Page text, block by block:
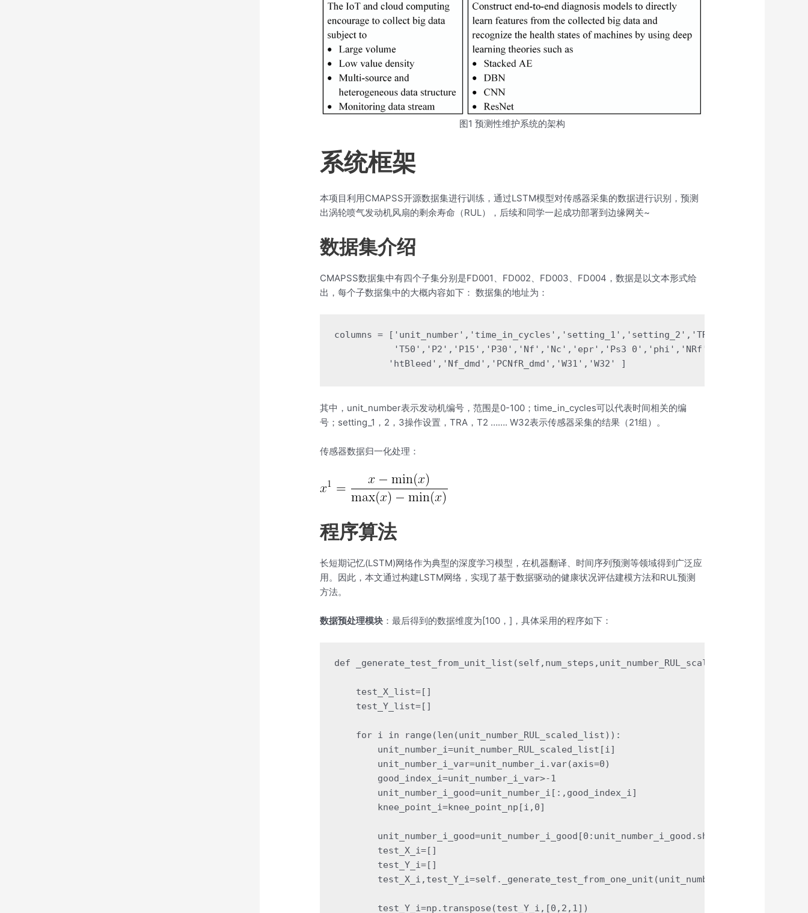
图1 预测性维护系统的架构
系统框架
本项目利用CMAPSS开源数据集进行训练，通过LSTM模型对传感器采集的数据进行识别，预测
出涡轮喷气发动机风扇的剩余寿命（RUL），后续和同学一起成功部署到边缘网关~
数据集介绍
CMAPSS数据集中有四个子集分别是FD001、FD002、FD003、FD004，数据是以文本形式给
出，每个子数据集中的大概内容如下： 数据集的地址为：
columns =
'T50','P2','P15','P30','Nf','Nc','epr','Ps3
          'htBleed','Nf_dmd','PCNfR_dmd','W31','W32' ]
其中，unit_number表示发动机编号，范围是0-100；time_in_cycles可以代表时间相关的编
号；setting_1，2，3操作设置，TRA，T2 ……. W32表示传感器采集的结果（21组）。
传感器数据归一化处理：
程序算法
长短期记忆(LSTM)网络作为典型的深度学习模型，在机器翻译、时间序列预测等领域得到广泛应
用。因此，本文通过构建LSTM网络，实现了基于数据驱动的健康状况评估建模方法和RUL预测
方法。
数据预处理模块 ：最后得到的数据维度为[100，]，具体采用的程序如下：
def
    test_X_list=[]
    test_Y_list=[]
    for i in range(len(unit_number_RUL_scaled_list)):
        unit_number_i=unit_number_RUL_scaled_list[i]
        unit_number_i_var=unit_number_i.var(axis=0)
        good_index_i=unit_number_i_var>-1
        unit_number_i_good=unit_number_i[:,good_index_i]
        knee_point_i=knee_point_np[i,0]
        unit_number_i_good=unit_number_i_good[0:unit_number_i_good.shape[0],:]
        test_X_i=[]
        test_Y_i=[]
        test_Y_i=np.transpose(test_Y_i,[0,2,1])